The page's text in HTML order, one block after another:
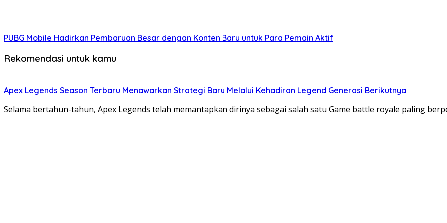
PUBG Mobile Hadirkan Pembaruan Besar dengan Konten Baru untuk Para Pemain Aktif
Rekomendasi untuk kamu
Apex Legends Season Terbaru Menawarkan Strategi Baru Melalui Kehadiran Legend Generasi Berikutnya
Selama bertahun-tahun, Apex Legends telah memantapkan dirinya sebagai salah satu Game battle royale paling